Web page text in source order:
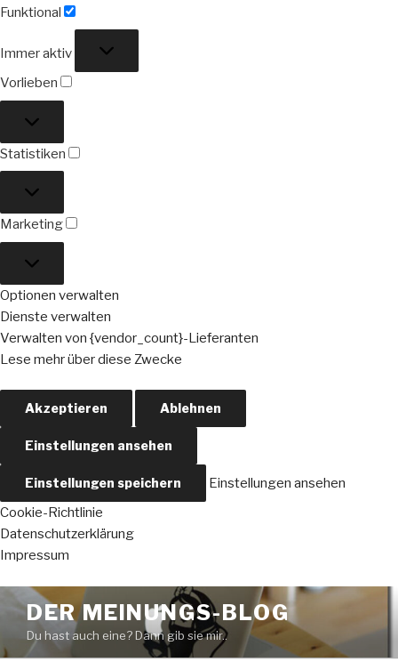
Funktional
Immer aktiv
Vorlieben
Statistiken
Marketing
Optionen verwalten
Dienste verwalten
Verwalten von {vendor_count}-Lieferanten
Lese mehr über diese Zwecke
Akzeptieren Ablehnen
Einstellungen ansehen
Einstellungen speichern
Einstellungen ansehen
Cookie-Richtlinie
Datenschutzerklärung
Impressum
Zum
Inhalt
springen
DER MEINUNGS-BLOG
Du hast auch eine? Dann gib sie mir..